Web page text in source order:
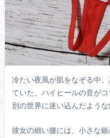
冷たい夜風が肌をなぞる中
ていた。ハイヒールの音が
別の世界に迷い込んだような
彼女の細い腰には、小さな